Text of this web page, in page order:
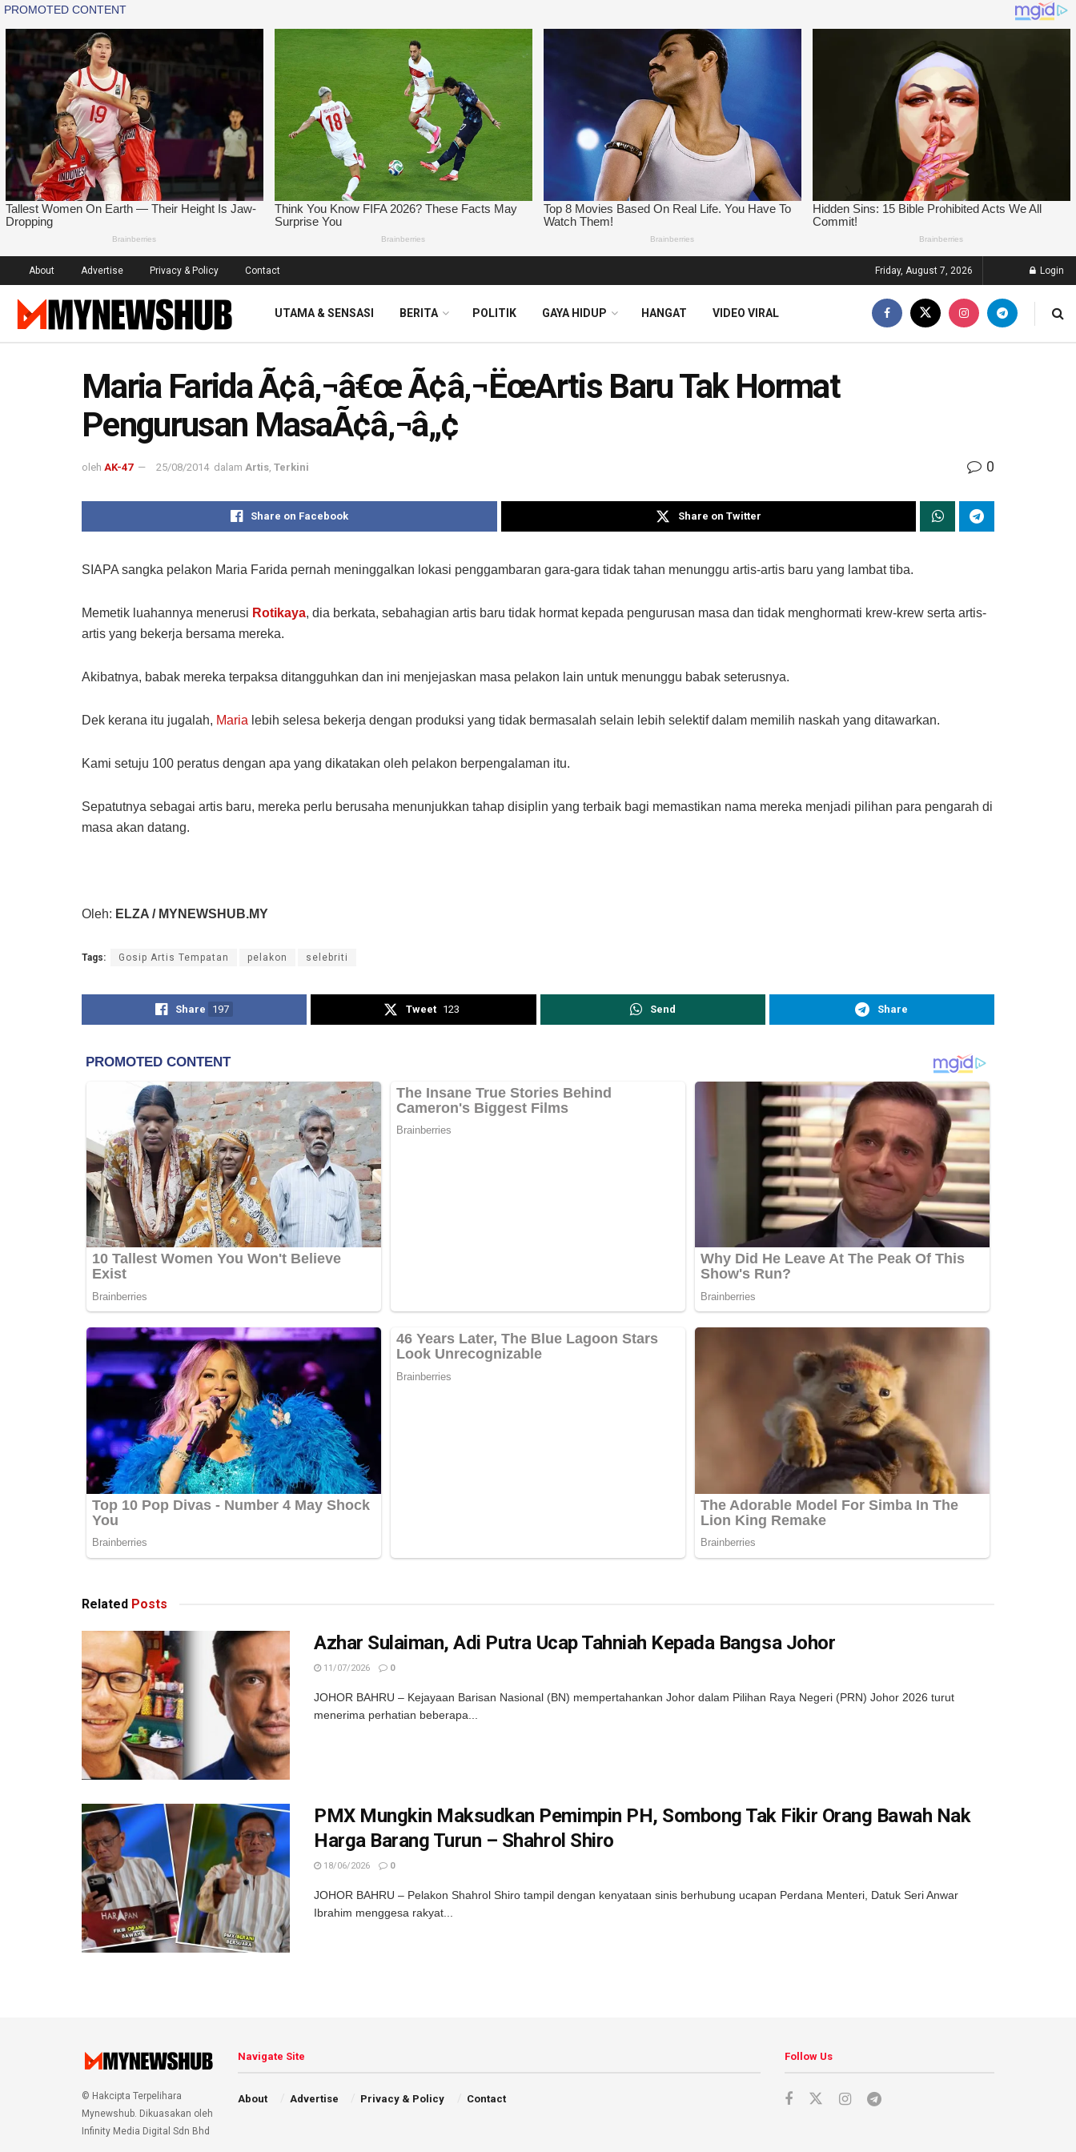
About Advertise Privacy & Policy Contact Friday, August 7, 2026 Login
UTAMA & SENSASI BERITA POLITIK GAYA HIDUP HANGAT VIDEO VIRAL
Maria Farida Ã¢â‚¬â€œ Ã¢â‚¬ËœArtis Baru Tak Hormat
Pengurusan MasaÃ¢â‚¬â„¢
oleh AK-47 25/08/2014 dalam Artis Terkini 0
Share on Facebook Share on Twitter
SIAPA sangka pelakon Maria Farida pernah meninggalkan lokasi penggambaran gara-gara tidak tahan menunggu artis-artis baru yang lambat tiba.
Memetik luahannya menerusi Rotikaya, dia berkata, sebahagian artis baru tidak hormat kepada pengurusan masa dan tidak menghormati krew-krew serta artis-
artis yang bekerja bersama mereka.
Akibatnya, babak mereka terpaksa ditangguhkan dan ini menjejaskan masa pelakon lain untuk menunggu babak seterusnya.
Dek kerana itu jugalah, Maria lebih selesa bekerja dengan produksi yang tidak bermasalah selain lebih selektif dalam memilih naskah yang ditawarkan.
Kami setuju 100 peratus dengan apa yang dikatakan oleh pelakon berpengalaman itu.
Sepatutnya sebagai artis baru, mereka perlu berusaha menunjukkan tahap disiplin yang terbaik bagi memastikan nama mereka menjadi pilihan para pengarah di
masa akan datang.
Oleh: ELZA / MYNEWSHUB.MY
Tags: Gosip Artis Tempatan pelakon selebriti
Share 197 Tweet 123 Send Share
Related Posts
Azhar Sulaiman, Adi Putra Ucap Tahniah Kepada Bangsa Johor
11/07/2026 0
JOHOR BAHRU – Kejayaan Barisan Nasional (BN) mempertahankan Johor dalam Pilihan Raya Negeri (PRN) Johor 2026 turut
menerima perhatian beberapa...
PMX Mungkin Maksudkan Pemimpin PH, Sombong Tak Fikir Orang Bawah Nak
Harga Barang Turun – Shahrol Shiro
18/06/2026 0
JOHOR BAHRU – Pelakon Shahrol Shiro tampil dengan kenyataan sinis berhubung ucapan Perdana Menteri, Datuk Seri Anwar
Ibrahim menggesa rakyat...
© Hakcipta Terpelihara
Mynewshub. Dikuasakan oleh
Infinity Media Digital Sdn Bhd
Navigate Site
About Advertise Privacy & Policy Contact
Follow Us